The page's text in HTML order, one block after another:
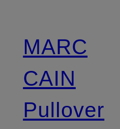
MARC
CAIN
Pullover